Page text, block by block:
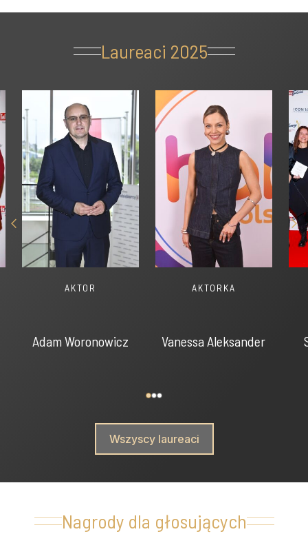
Laureaci 2025
AKTOR
Adam Woronowicz
AKTORKA
Vanessa Aleksander
Wszyscy laureaci
Nagrody dla głosujących